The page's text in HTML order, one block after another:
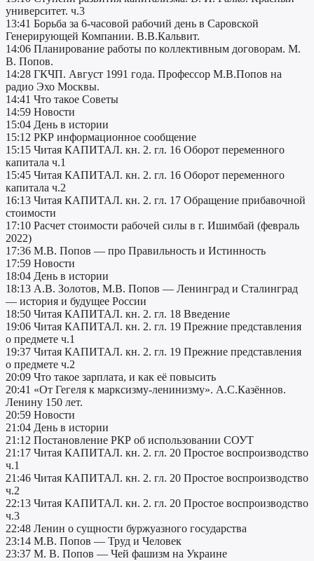
университет. ч.3
13:41 Борьба за 6-часовой рабочий день в Саровской
Генерирующей Компании. В.В.Кальвит.
14:06 Планирование работы по коллективным договорам. М.
В. Попов.
14:28 ГКЧП. Август 1991 года. Профессор М.В.Попов на
радио Эхо Москвы.
14:41 Что такое Советы
14:59 Новости
15:04 День в истории
15:12 РКР информационное сообщение
15:15 Читая КАПИТАЛ. кн. 2. гл. 16 Оборот переменного
капитала ч.1
15:45 Читая КАПИТАЛ. кн. 2. гл. 16 Оборот переменного
капитала ч.2
16:13 Читая КАПИТАЛ. кн. 2. гл. 17 Обращение прибавочной
стоимости
17:10 Расчет стоимости рабочей силы в г. Ишимбай (февраль
2022)
17:36 М.В. Попов — про Правильность и Истинность
17:59 Новости
18:04 День в истории
18:13 А.В. Золотов, М.В. Попов — Ленинград и Сталинград
— история и будущее России
18:50 Читая КАПИТАЛ. кн. 2. гл. 18 Введение
19:06 Читая КАПИТАЛ. кн. 2. гл. 19 Прежние представления
о предмете ч.1
19:37 Читая КАПИТАЛ. кн. 2. гл. 19 Прежние представления
о предмете ч.2
20:09 Что такое зарплата, и как её повысить
20:41 «От Гегеля к марксизму-ленинизму». А.С.Казённов.
Ленину 150 лет.
20:59 Новости
21:04 День в истории
21:12 Постановление РКР об использовании СОУТ
21:17 Читая КАПИТАЛ. кн. 2. гл. 20 Простое воспроизводство
ч.1
21:46 Читая КАПИТАЛ. кн. 2. гл. 20 Простое воспроизводство
ч.2
22:13 Читая КАПИТАЛ. кн. 2. гл. 20 Простое воспроизводство
ч.3
22:48 Ленин о сущности буржуазного государства
23:14 М.В. Попов — Труд и Человек
23:37 М. В. Попов — Чей фашизм на Украине